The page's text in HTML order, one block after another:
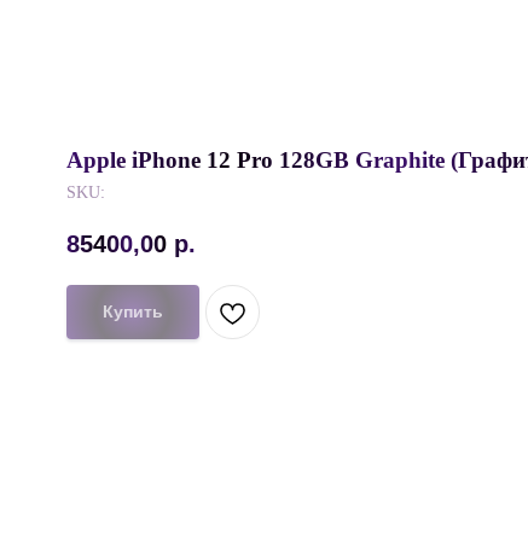
Apple iPhone 12 Pro 128GB Graphite
SKU:
85400,00 р.
Купить